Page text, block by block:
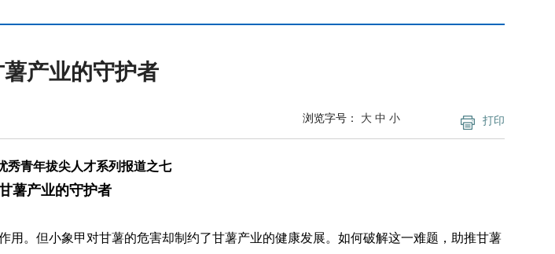
产业的守护者
打印
浏览字号： 大 中 小
秀青年拔尖人才系列报道之七
薯产业的守护者
。但小象甲对甘薯的危害却制约了甘薯产业的健康发展。如何破解这一难题，助推甘薯